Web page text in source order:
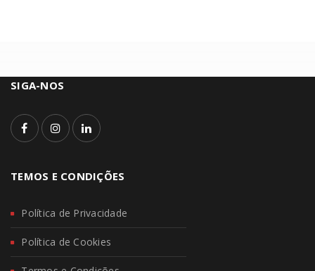
SIGA-NOS
TEMOS E CONDIÇÕES
Política de Privacidade
Política de Cookies